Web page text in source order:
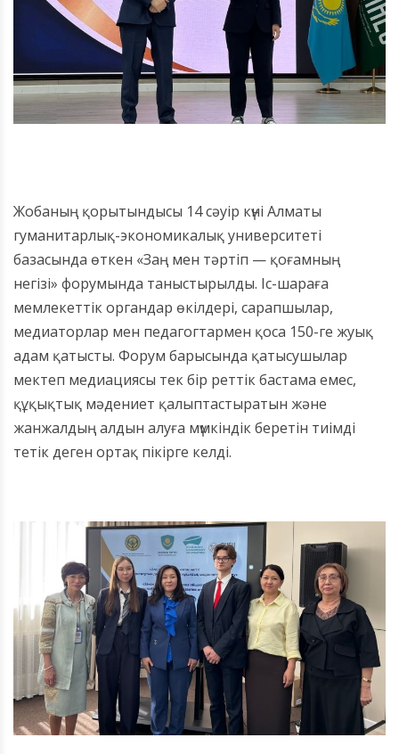
Жобаның қорытындысы 14 сәуір күні Алматы
гуманитарлық-экономикалық университеті
базасында өткен «Заң мен тәртіп — қоғамның
негізі» форумында таныстырылды. Іс-шараға
мемлекеттік органдар өкілдері, сарапшылар,
медиаторлар мен педагогтармен қоса 150-ге жуық
адам қатысты. Форум барысында қатысушылар
мектеп медиациясы тек бір реттік бастама емес,
құқықтық мәдениет қалыптастыратын және
жанжалдың алдын алуға мүмкіндік беретін тиімді
тетік деген ортақ пікірге келді.